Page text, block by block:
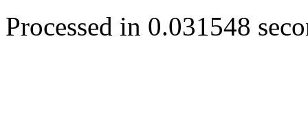
Processed in 0.031548